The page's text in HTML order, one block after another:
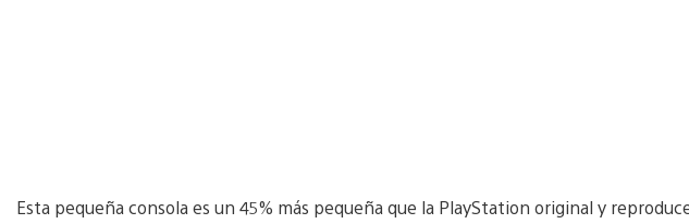
Esta pequeña consola es un 45% más pequeña que la PlayStation original y